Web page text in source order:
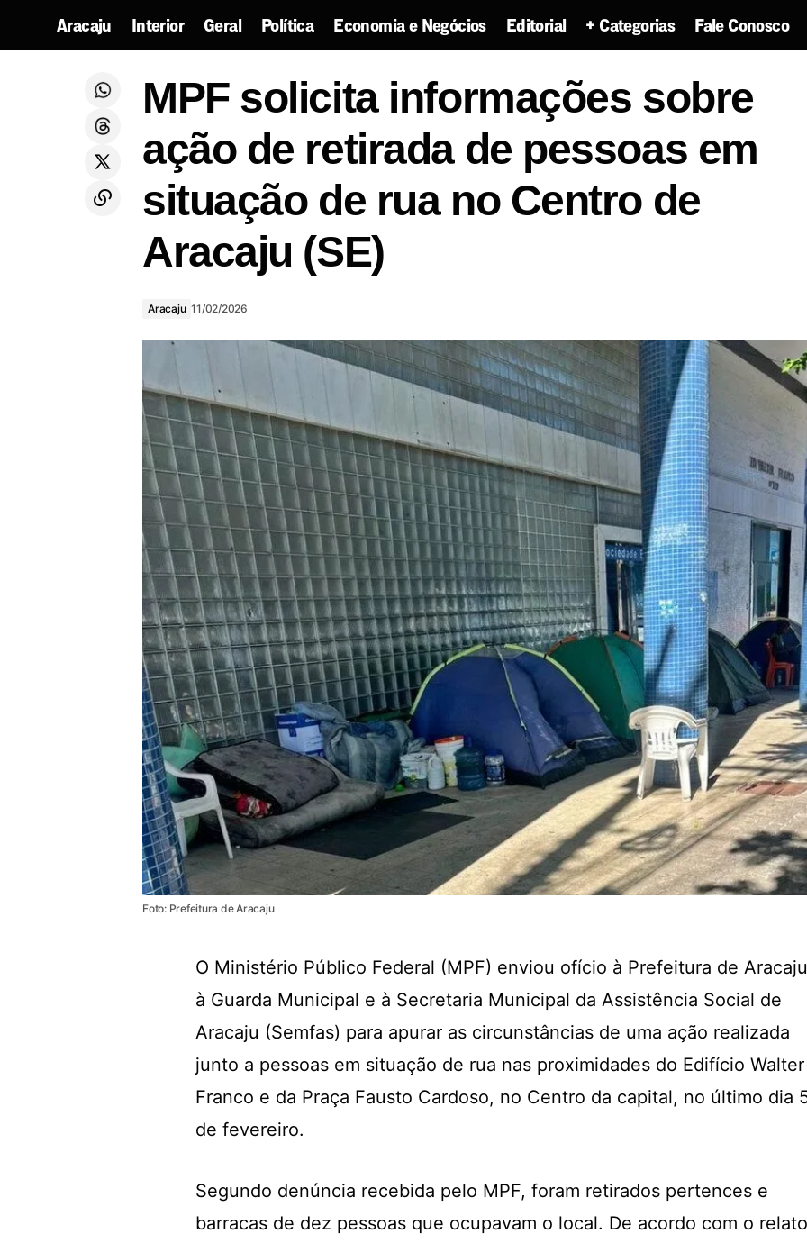
Aracaju Interior Geral Política Economia e Negócios Editorial + Categorias Fale Conosco
mandato de vereador por faltas
excessivas
Aracaju
rua no Centro de Aracaju (SE)
MPF solicita informações sobre
ação de retirada de pessoas em
situação de rua no Centro de
Aracaju (SE)
Aracaju 11/02/2026
Foto: Prefeitura de Aracaju
O Ministério Público Federal (MPF) enviou ofício à Prefeitura de
à Guarda Municipal e à Secretaria Municipal da Assistência Social de
Aracaju (Semfas) para apurar as circunstâncias de uma ação realizada
junto a pessoas em situação de rua nas proximidades do Edifício Walter
Franco e da Praça Fausto Cardoso, no Centro da capital, no último dia
de fevereiro.
Segundo denúncia recebida pelo MPF, foram retirados pertences e
barracas de dez pessoas que ocupavam o local. De acordo com o